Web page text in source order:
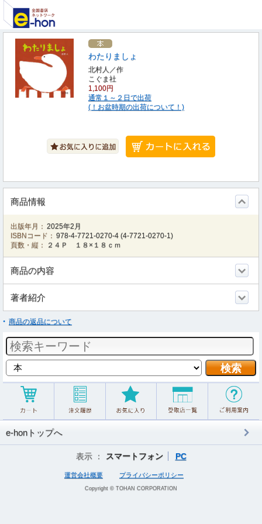
わたりましょ
北村人／作
こぐま社
1,100円
通常１～２日で出荷
(！お盆時期の出荷について！)
商品情報
出版年月： 2025年2月
ISBNコード： 978-4-7721-0270-4 (4-7721-0270-1)
頁数・縦：
２４Ｐ １８×１８ｃｍ
商品の内容
著者紹介
商品の返品について
e-honトップへ
表示 ： スマートフォン PC
運営会社概要 プライバシーポリシー
Copyright © TOHAN CORPORATION